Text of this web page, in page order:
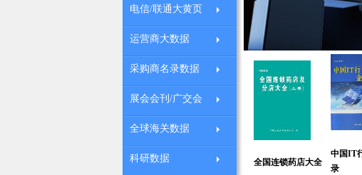
中国医院大全 全国连锁药店大全
中国IT行业企业名
录
电信/联通大黄页
运营商大数据
采购商名录数据
展会会刊/广交会
全球海关数据
科研数据